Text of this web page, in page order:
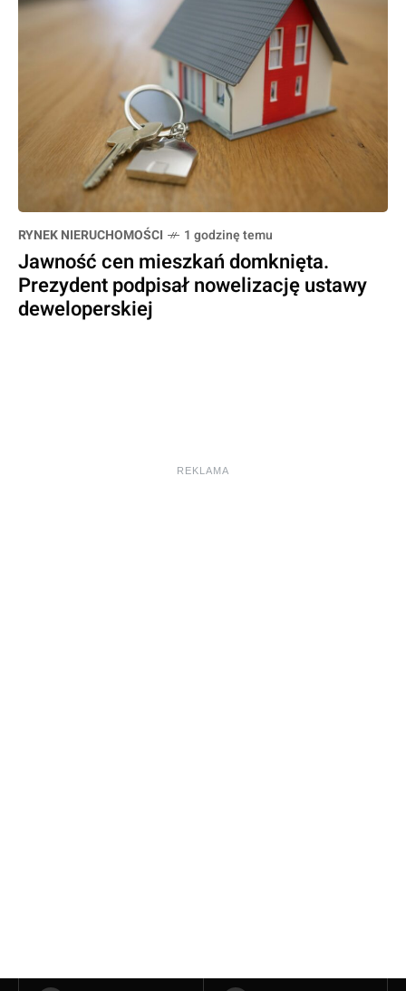
RYNEK NIERUCHOMOŚCI 1 godzinę temu
Jawność cen mieszkań domknięta.
Prezydent podpisał nowelizację ustawy
deweloperskiej
REKLAMA